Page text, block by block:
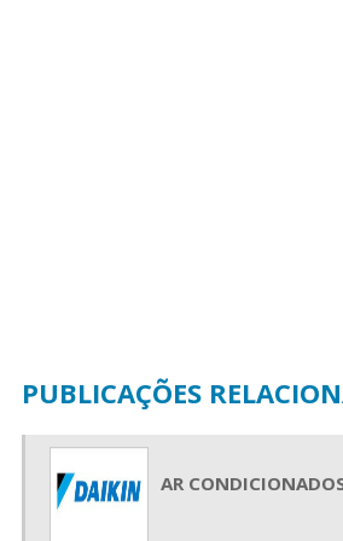
PUBLICAÇÕES
AR